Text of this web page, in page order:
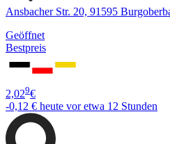
Ansbacher Str. 20, 91595
Geöffnet
Bestpreis
2,029€
-0,12 € heute vor etwa 12 Stunden